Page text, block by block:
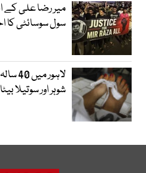
میر رضا علی کے
سول سوسائٹی کا
شوہر اور سوتیلا